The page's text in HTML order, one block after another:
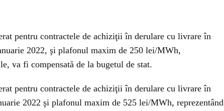
pentru contractele de achiziţii în derulare cu livrare în
2022, şi plafonul maxim de 250 lei/MWh,
va fi compensată de la bugetul de stat.
pentru contractele de achiziţii în derulare cu livrare în
2022 şi plafonul maxim de 525 lei/MWh, reprezentând